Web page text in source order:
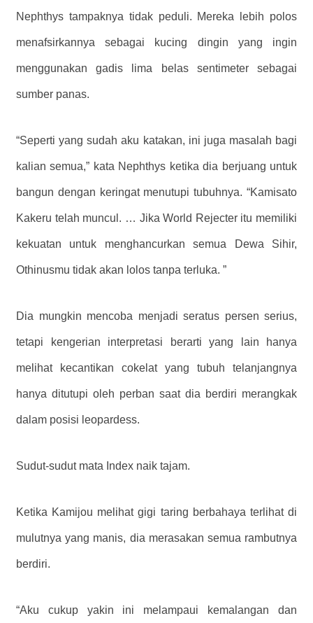
Nephthys tampaknya tidak peduli. Mereka lebih polos
menafsirkannya sebagai kucing dingin yang ingin
menggunakan gadis lima belas sentimeter sebagai
sumber panas.
“Seperti yang sudah aku katakan, ini juga masalah bagi
kalian semua,” kata Nephthys ketika dia berjuang untuk
bangun dengan keringat menutupi tubuhnya. “Kamisato
Kakeru telah muncul. … Jika World Rejecter itu memiliki
kekuatan untuk menghancurkan semua Dewa Sihir,
Othinusmu tidak akan lolos tanpa terluka. ”
Dia mungkin mencoba menjadi seratus persen serius,
tetapi kengerian interpretasi berarti yang lain hanya
melihat kecantikan cokelat yang tubuh telanjangnya
hanya ditutupi oleh perban saat dia berdiri merangkak
dalam posisi leopardess.
Sudut-sudut mata Index naik tajam.
Ketika Kamijou melihat gigi taring berbahaya terlihat di
mulutnya yang manis, dia merasakan semua rambutnya
berdiri.
“Aku cukup yakin ini melampaui kemalangan dan